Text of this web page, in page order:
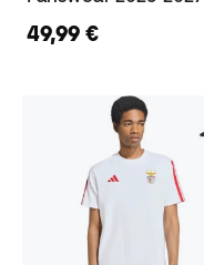
49,99 €